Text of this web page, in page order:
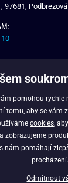
97681, Podbrezová
pomohou rychle
tomu, aby se vám
cookies ,
zobrazujeme
nám pomáhají
procházení.
Odmítnout